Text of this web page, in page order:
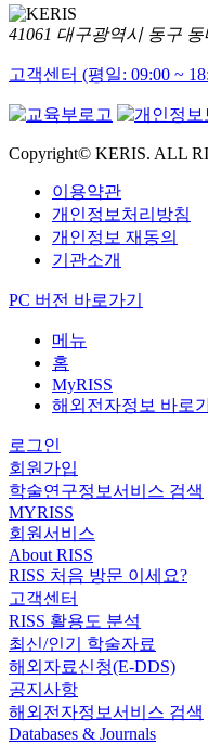
41061 대구광역시 동구
고객센터 (평일: 09:00 ~
Copyright© KERIS. ALL
이용약관
개인정보처리방침
개인정보 재동의
기관소개
PC 버전 바로가기
메뉴
홈
MyRISS
해외전자정보 바로
로그인
회원가입
학술연구정보서비스 검색
MYRISS
회원서비스
About RISS
RISS 처음 방문 이세요?
고객센터
RISS 활용도 분석
최신/인기 학술자료
해외자료신청(E-DDS)
공지사항
해외전자정보서비스 검색
Databases & Journals